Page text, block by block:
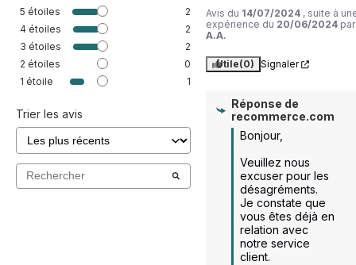
5 étoiles
2
4 étoiles
2
3 étoiles
2
2 étoiles
0
1 étoile 1
Trier les avis
Avis du 14/07/2024 , suite à
expérience du 20/06/2024 par
A.A.
Utile(0) Signaler
Réponse de
recommerce.com
Bonjour,
Veuillez nous
excuser pour les
désagréments.
Je constate que
vous êtes déjà en
relation avec
notre service
client.